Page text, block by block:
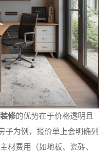
修的优势在于价格透明且
子为例，报价单上会明确列
材费用（如地板、瓷砖、